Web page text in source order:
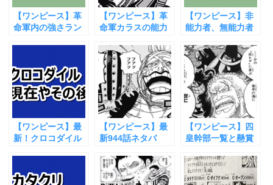
【ワンピース】革
命軍内の強さラン
【ワンピース】革
命軍カラスの能力
【ワンピース】非
能力者、無能力者
ベスト10！
【ワンピース】最
新！クロコダイル
をまとめてみた
【ワンピース】最
新944話ネタバ
は人斬り鎌ぞうだ
った！
【ワンピース】四
皇幹部一覧と懸賞